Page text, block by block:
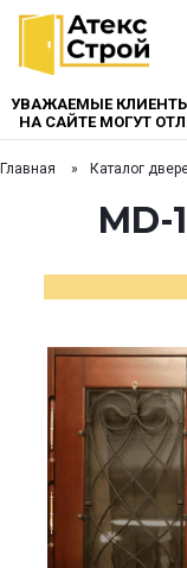
УВАЖАЕМЫЕ
НА САЙТЕ МОГУТ
Главная Каталог
MD-